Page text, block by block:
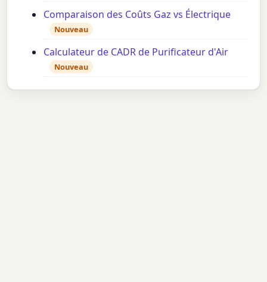
Comparaison des Coûts Gaz vs Électrique
Nouveau
Calculateur de CADR de Purificateur d'Air
Nouveau